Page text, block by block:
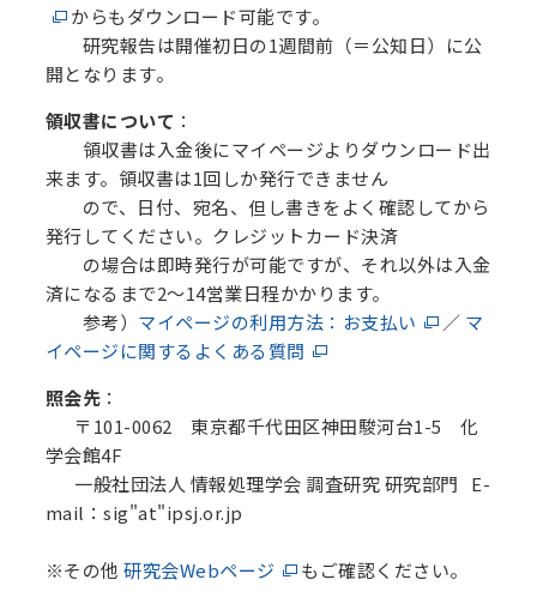
からもダウンロード可能です。
研究報告は開催初日の1週間前（＝公知日）に公
開となります。
領収書について ：
領収書は入金後にマイページよりダウンロード出
来ます。領収書は1回しか発行できません
ので、日付、宛名、但し書きをよく確認してから
発行してください。クレジットカード決済
の場合は即時発行が可能ですが、それ以外は入金
済になるまで2～14営業日程かかります。
参考） マイページの利用方法：お支払い ／ マ
イページに関するよくある質問
照会先 ：
〒101-0062 東京都千代田区神田駿河台1-5 化
学会館4F
一般社団法人 情報処理学会 調査研究 研究部門 E-
mail：sig"at"ipsj.or.jp
※その他研究会Webページ もご確認ください。